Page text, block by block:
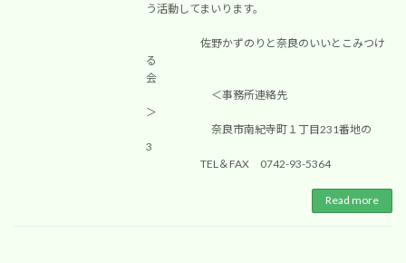
う活動してまいります。
佐野かずのりと奈良のいいとこみつけ
る
会
＜事務所連絡先
＞
奈良市南紀寺町１丁目231番地の
3
TEL＆FAX 0742-93-5364
Read more